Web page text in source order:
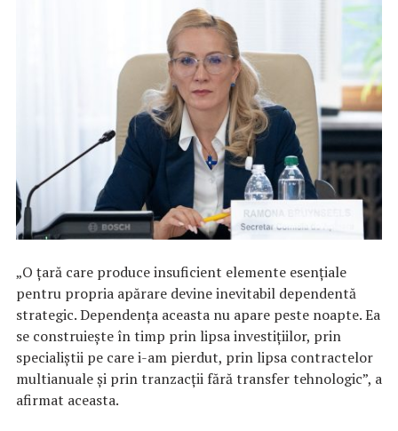
„O țară care produce insuficient elemente esențiale
pentru propria apărare devine inevitabil dependentă
strategic. Dependența aceasta nu apare peste noapte. Ea
se construiește în timp prin lipsa investițiilor, prin
specialiștii pe care i-am pierdut, prin lipsa contractelor
multianuale și prin tranzacții fără transfer tehnologic”, a
afirmat aceasta.